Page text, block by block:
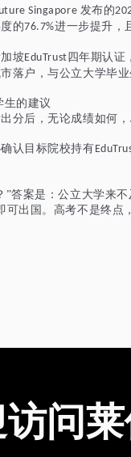
Singapore 发布的
的76.7%进一步提升，
坡EduTrust 四年期认证
落户，与公立大学毕业
生的建议
分后，无论成绩如何
认目标院校持有
”答案是：公立大学来
可出国。高考不是终点
问